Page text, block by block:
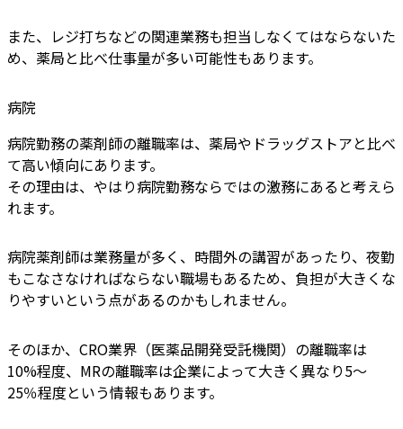
また、レジ打ちなどの関連業務も担当しなくてはならないた
め、薬局と比べ仕事量が多い可能性もあります。
病院
病院勤務の薬剤師の離職率は、薬局やドラッグストアと比べ
て高い傾向にあります。
その理由は、やはり病院勤務ならではの激務にあると考えら
れます。
病院薬剤師は業務量が多く、時間外の講習があったり、夜勤
もこなさなければならない職場もあるため、負担が大きくな
りやすいという点があるのかもしれません。
そのほか、CRO業界（医薬品開発受託機関）の離職率は
10%程度、MRの離職率は企業によって大きく異なり5〜
25％程度という情報もあります。